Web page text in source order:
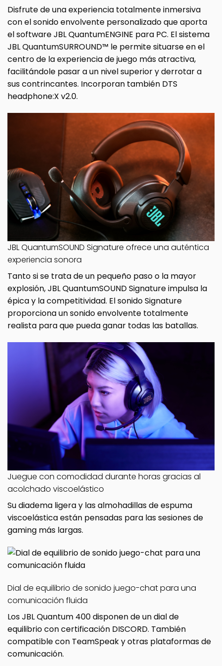
Disfrute de una experiencia totalmente inmersiva
con el sonido envolvente personalizado que aporta
el software JBL QuantumENGINE para PC. El sistema
JBL QuantumSURROUND™ le permite situarse en el
centro de la experiencia de juego más atractiva,
facilitándole pasar a un nivel superior y derrotar a
sus contrincantes. Incorporan también DTS
headphone:X v2.0.
JBL QuantumSOUND Signature ofrece una auténtica
experiencia sonora
Tanto si se trata de un pequeño paso o la mayor
explosión, JBL QuantumSOUND Signature impulsa la
épica y la competitividad. El sonido Signature
proporciona un sonido envolvente totalmente
realista para que pueda ganar todas las batallas.
Juegue con comodidad durante horas gracias al
acolchado viscoelástico
Su diadema ligera y las almohadillas de espuma
viscoelástica están pensadas para las sesiones de
gaming más largas.
Dial de equilibrio de sonido juego-chat para una
comunicación fluida
Los JBL Quantum 400 disponen de un dial de
equilibrio con certificación DISCORD. También
compatible con TeamSpeak y otras plataformas de
comunicación.